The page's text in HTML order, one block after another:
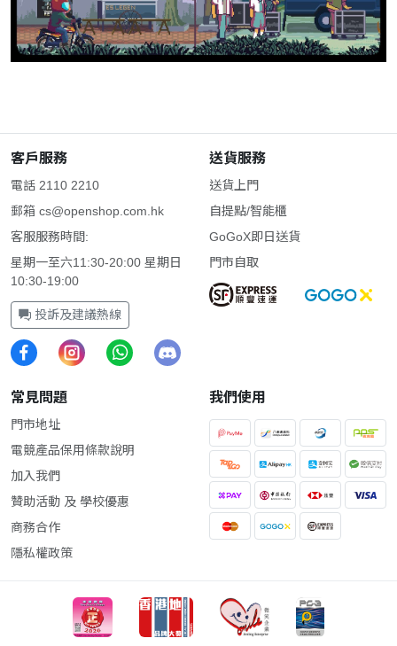
客戶服務
電話 2110 2210
郵箱 cs@openshop.com.hk
客服服務時間:
星期一至六11:30-20:00 星期日
10:30-19:00
投訴及建議熱線
送貨服務
送貨上門
自提點/智能櫃
GoGoX即日送貨
門市自取
常見問題
門市地址
電競產品保用條款說明
加入我們
贊助活動 及 學校優惠
商務合作
隱私權政策
我們使用